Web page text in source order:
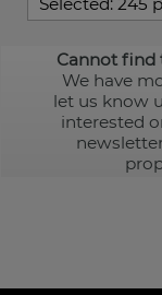
Cannot find
We have
let us know
interested